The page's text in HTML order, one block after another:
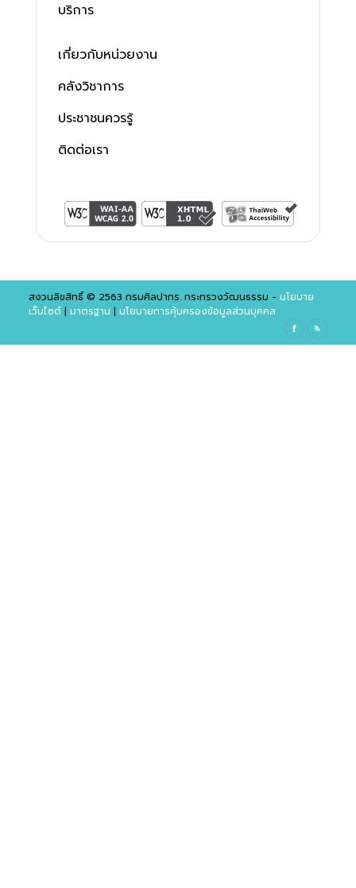
บริการ
เกี่ยวกับหน่วยงาน
คลังวิชาการ
ประชาชนควรรู้
ติดต่อเรา
สงวนลิขสิทธิ์ © 2563 กรมศิลปากร. กระทรวงวัฒนธรรม - นโยบาย
เว็บไซต์| มาตรฐาน | นโยบายการคุ้มครองข้อมูลส่วนบุคคล